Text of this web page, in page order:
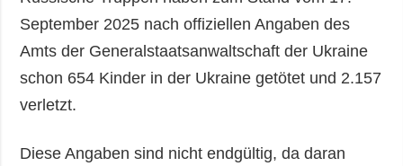
September 2025 nach offiziellen Angaben des
Amts der Generalstaatsanwaltschaft der Ukraine
schon 654 Kinder in der Ukraine getötet und 2.157
verletzt.
Diese Angaben sind nicht endgültig, da daran